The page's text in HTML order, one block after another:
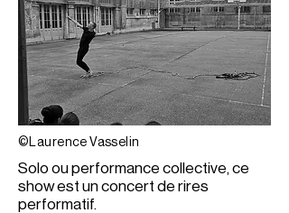
©Laurence Vasselin
Solo ou performance collective, ce
show est un concert de rires
performatif.